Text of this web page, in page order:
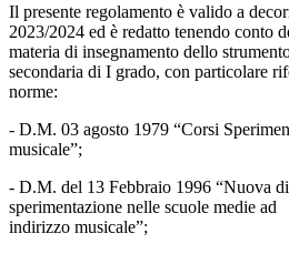
Il presente regolamento è valido a
2023/2024 ed è redatto tenendo conto
materia di insegnamento dello
secondaria di I grado, con particolare
norme:
- D.M. 03 agosto 1979 “Corsi
musicale”;
- D.M. del 13 Febbraio 1996 “Nuova
sperimentazione nelle scuole medie ad
indirizzo musicale”;